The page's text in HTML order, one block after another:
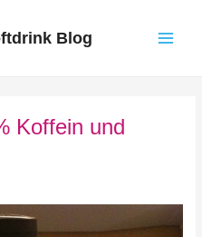
Blog
Koffein und